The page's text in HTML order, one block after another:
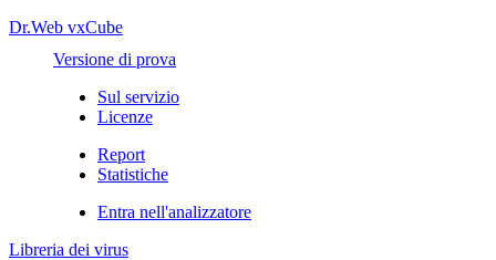
Dr.Web vxCube
Versione di prova
Sul servizio
Licenze
Report
Statistiche
Entra nell'analizzatore
Libreria dei virus